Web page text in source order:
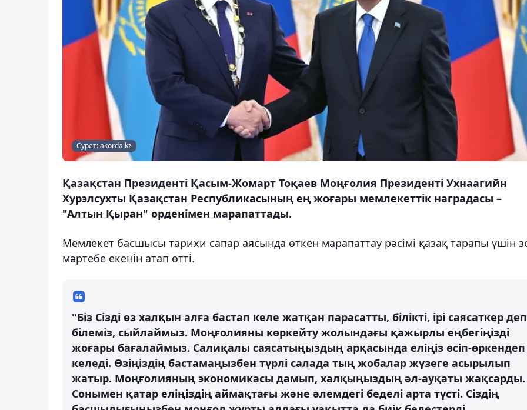
Сурет: akorda.kz
Қазақстан Президенті Қасым-Жомарт Тоқаев Моңғолия Президенті Ухнаагийн
Хурэлсухты Қазақстан Республикасының ең жоғары мемлекеттік наградасы –
"Алтын Қыран" орденімен марапаттады.
Мемлекет басшысы тарихи сапар аясында өткен марапаттау рәсімі қазақ тарапы үшін
мәртебе екенін атап өтті.
"Біз Сізді өз халқын алға бастап келе жатқан парасатты, білікті, ірі саясаткер деп
білеміз, сыйлаймыз. Моңғолияны көркейту жолындағы қажырлы еңбегіңізді
жоғары бағалаймыз. Салиқалы саясатыңыздың арқасында еліңіз өсіп-өркендеп
келеді. Өзіңіздің бастамаңызбен түрлі салада тың жобалар жүзеге асырылып
жатыр. Моңғолияның экономикасы дамып, халқыңыздың әл-ауқаты жақсарды.
Сонымен қатар еліңіздің аймақтағы және әлемдегі беделі арта түсті. Сіздің